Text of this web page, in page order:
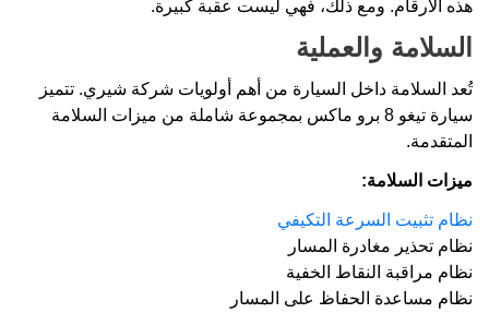
هذه الأرقام. ومع ذلك، فهي ليست عقبة كبيرة.
السلامة والعملية
تُعد السلامة داخل السيارة من أهم أولويات شركة شيري. تتميز
سيارة تيغو 8 برو ماكس بمجموعة شاملة من ميزات السلامة
المتقدمة.
ميزات السلامة:
نظام تثبيت السرعة التكيفي
نظام تحذير مغادرة المسار
نظام مراقبة النقاط الخفية
نظام مساعدة الحفاظ على المسار